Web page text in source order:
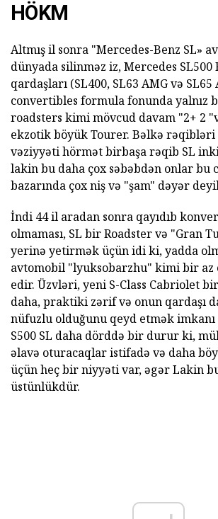
HÖKM
Altmış il sonra "Mercedes-Benz SL»
dünyada silinməz iz, Mercedes SL500
qardaşları (SL400, SL63 AMG və
convertibles formula fonunda yalnız
roadsters kimi mövcud davam "2+ 2
ekzotik böyük Tourer. Bəlkə
vəziyyəti hörmət birbaşa rəqib SL
lakin bu daha çox səbəbdən onlar bu
bazarında çox niş və "şam" dəyər
İndi 44 il aradan sonra qayıdıb
olmaması, SL bir Roadster və "Gran
yerinə yetirmək üçün idi ki, yadda
avtomobil "lyuksobarzhu" kimi bir az
edir. Üzvləri, yeni S-Class Cabriolet
daha, praktiki zərif və onun qardaşı
nüfuzlu olduğunu qeyd etmək imkanı
S500 SL daha dörddə bir durur ki,
əlavə oturacaqlar istifadə və daha
üçün heç bir niyyəti var, əgər Lakin
üstünlükdür.